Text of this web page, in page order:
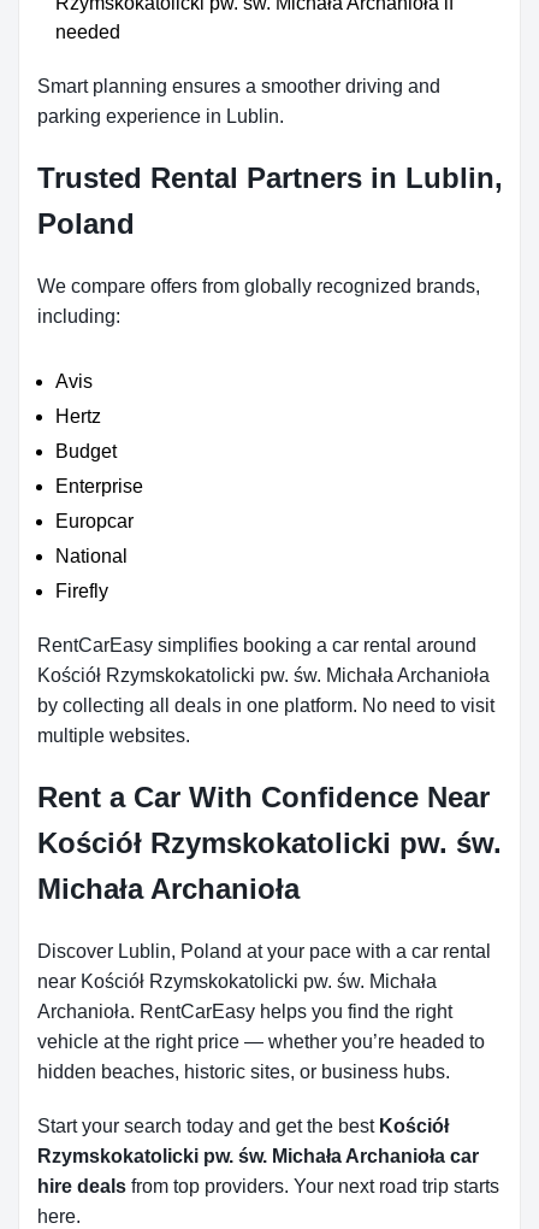
needed
Smart planning ensures a smoother driving and
parking experience in Lublin.
Trusted Rental Partners in Lublin,
Poland
We compare offers from globally recognized brands,
including:
Avis
Hertz
Budget
Enterprise
Europcar
National
Firefly
RentCarEasy simplifies booking a car rental around
Kościół Rzymskokatolicki pw. św. Michała Archanioła
by collecting all deals in one platform. No need to visit
multiple websites.
Rent a Car With Confidence Near
Kościół Rzymskokatolicki pw. św.
Michała Archanioła
Discover Lublin, Poland at your pace with a car rental
near Kościół Rzymskokatolicki pw. św. Michała
Archanioła. RentCarEasy helps you find the right
vehicle at the right price — whether you’re headed to
hidden beaches, historic sites, or business hubs.
Start your search today and get the best Kościół
Rzymskokatolicki pw. św. Michała Archanioła car
hire deals from top providers. Your next road trip starts
here.